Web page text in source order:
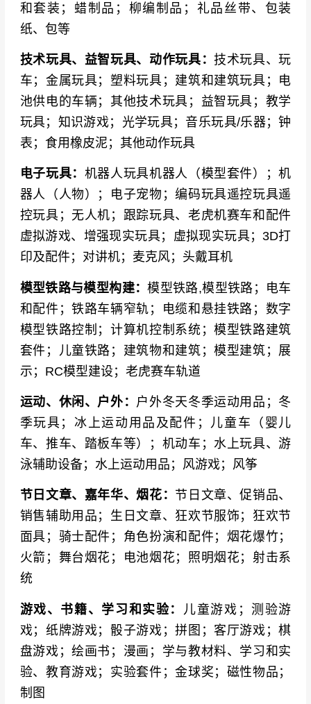
和套装；蜡制品；柳编制品；礼品丝带、包装
纸、包等
技术玩具、益智玩具、动作玩具：技术玩具、玩
车；金属玩具；塑料玩具；建筑和建筑玩具；电
池供电的车辆；其他技术玩具；益智玩具；教学
玩具；知识游戏；光学玩具；音乐玩具/乐器；钟
表；食用橡皮泥；其他动作玩具
电子玩具： 机器人玩具机器人（模型套件）；机
器人（人物）；电子宠物；编码玩具遥控玩具遥
控玩具；无人机；跟踪玩具、老虎机赛车和配件
虚拟游戏、增强现实玩具；虚拟现实玩具；3D打
印及配件；对讲机；麦克风；头戴耳机
模型铁路与模型构建：模型铁路,模型铁路；电车
和配件；铁路车辆窄轨；电缆和悬挂铁路；数字
模型铁路控制；计算机控制系统；模型铁路建筑
套件；儿童铁路；建筑物和建筑；模型建筑；展
示；RC模型建设；老虎赛车轨道
运动、休闲、户外： 户外冬天冬季运动用品；冬
季玩具；冰上运动用品及配件；儿童车（婴儿
车、推车、踏板车等）；机动车；水上玩具、游
泳辅助设备；水上运动用品；风游戏；风筝
节日文章、嘉年华、烟花： 节日文章、促销品、
销售辅助用品；生日文章、狂欢节服饰；狂欢节
面具；骑士配件；角色扮演和配件；烟花爆竹；
火箭；舞台烟花；电池烟花；照明烟花；射击系
统
游戏、书籍、学习和实验： 儿童游戏；测验游
戏；纸牌游戏；骰子游戏；拼图；客厅游戏；棋
盘游戏；绘画书；漫画；学与教材料、学习和实
验、教育游戏；实验套件；金球奖；磁性物品；
制图